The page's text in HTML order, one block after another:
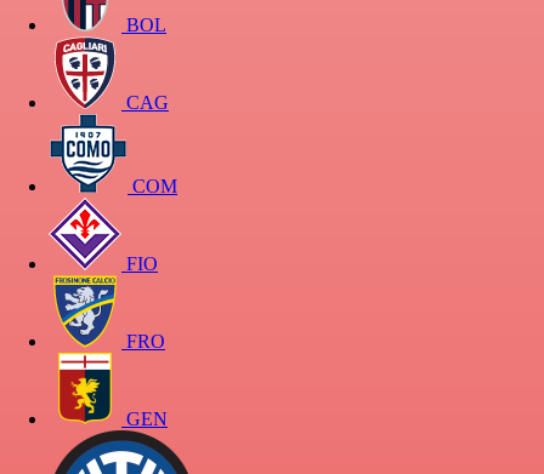
BOL
CAG
COM
FIO
FRO
GEN